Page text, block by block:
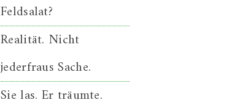
Feldsalat?
Realität. Nicht
jederfraus Sache.
Sie las. Er träumte.